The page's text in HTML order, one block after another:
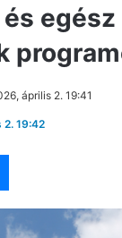
április 2. 19:41
19:42